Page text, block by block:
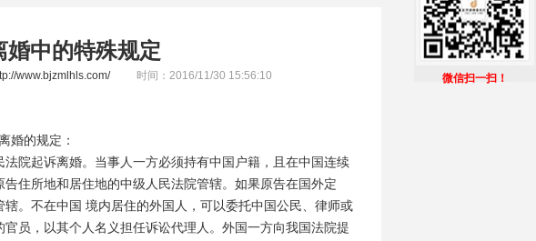
婚中的特殊规定
www.bjzmlhls.com/ 时间：2016/11/30 15:56:10
的规定：
院起诉离婚。当事人一方必须持有中国户籍，且在中国连续
住所地和居住地的中级人民法院管辖。如果原告在国外定
。不在中国 境内居住的外国人，可以委托中国公民、律师或
员，以其个人名义担任诉讼代理人。外国一方向我国法院提
微信扫一扫！